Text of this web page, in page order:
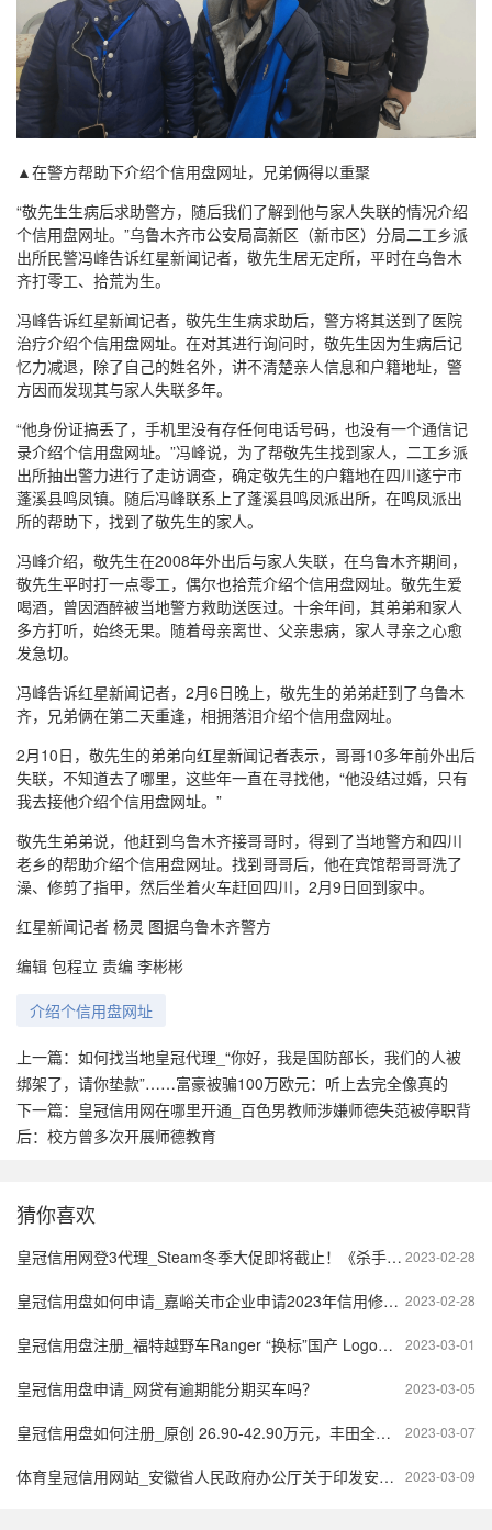
▲在警方帮助下介绍个信用盘网址，兄弟俩得以重聚
“敬先生生病后求助警方，随后我们了解到他与家人失联的情况介绍
个信用盘网址。”乌鲁木齐市公安局高新区（新市区）分局二工乡派
出所民警冯峰告诉红星新闻记者，敬先生居无定所，平时在乌鲁木
齐打零工、拾荒为生。
冯峰告诉红星新闻记者，敬先生生病求助后，警方将其送到了医院
治疗介绍个信用盘网址。在对其进行询问时，敬先生因为生病后记
忆力减退，除了自己的姓名外，讲不清楚亲人信息和户籍地址，警
方因而发现其与家人失联多年。
“他身份证搞丢了，手机里没有存任何电话号码，也没有一个通信记
录介绍个信用盘网址。”冯峰说，为了帮敬先生找到家人，二工乡派
出所抽出警力进行了走访调查，确定敬先生的户籍地在四川遂宁市
蓬溪县鸣凤镇。随后冯峰联系上了蓬溪县鸣凤派出所，在鸣凤派出
所的帮助下，找到了敬先生的家人。
冯峰介绍，敬先生在2008年外出后与家人失联，在乌鲁木齐期间，
敬先生平时打一点零工，偶尔也拾荒介绍个信用盘网址。敬先生爱
喝酒，曾因酒醉被当地警方救助送医过。十余年间，其弟弟和家人
多方打听，始终无果。随着母亲离世、父亲患病，家人寻亲之心愈
发急切。
冯峰告诉红星新闻记者，2月6日晚上，敬先生的弟弟赶到了乌鲁木
齐，兄弟俩在第二天重逢，相拥落泪介绍个信用盘网址。
2月10日，敬先生的弟弟向红星新闻记者表示，哥哥10多年前外出后
失联，不知道去了哪里，这些年一直在寻找他，“他没结过婚，只有
我去接他介绍个信用盘网址。”
敬先生弟弟说，他赶到乌鲁木齐接哥哥时，得到了当地警方和四川
老乡的帮助介绍个信用盘网址。找到哥哥后，他在宾馆帮哥哥洗了
澡、修剪了指甲，然后坐着火车赶回四川，2月9日回到家中。
红星新闻记者 杨灵 图据乌鲁木齐警方
编辑 包程立 责编 李彬彬
介绍个信用盘网址
上一篇： 如何找当地皇冠代理_“你好，我是国防部长，我们的人被
绑架了，请你垫款”……富豪被骗100万欧元：听上去完全像真的
下一篇： 皇冠信用网在哪里开通_百色男教师涉嫌师德失范被停职背
后：校方曾多次开展师德教育
猜你喜欢
2023-02-28
皇冠信用网登3代理_Steam冬季大促即将截止！《杀手》免费升级！暴雪国内代理四家候选无网易！年度最佳出炉！
2023-02-28
皇冠信用盘如何申请_嘉峪关市企业申请2023年信用修复办理方针，如何申请？
2023-03-01
皇冠信用盘注册_福特越野车Ranger “换标”国产 Logo酷似丰田皇冠
2023-03-05
皇冠信用盘申请_网贷有逾期能分期买车吗？
2023-03-07
皇冠信用盘如何注册_原创 26.90-42.90万元，丰田全新皇冠SportCross广州车展预售，能火？
2023-03-09
体育皇冠信用网站_安徽省人民政府办公厅关于印发安徽省企业公共信用信息报告代替无违法违规证明实施方案的通知